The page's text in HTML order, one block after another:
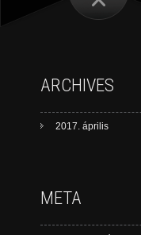
ARCHIVES
2017. április
META